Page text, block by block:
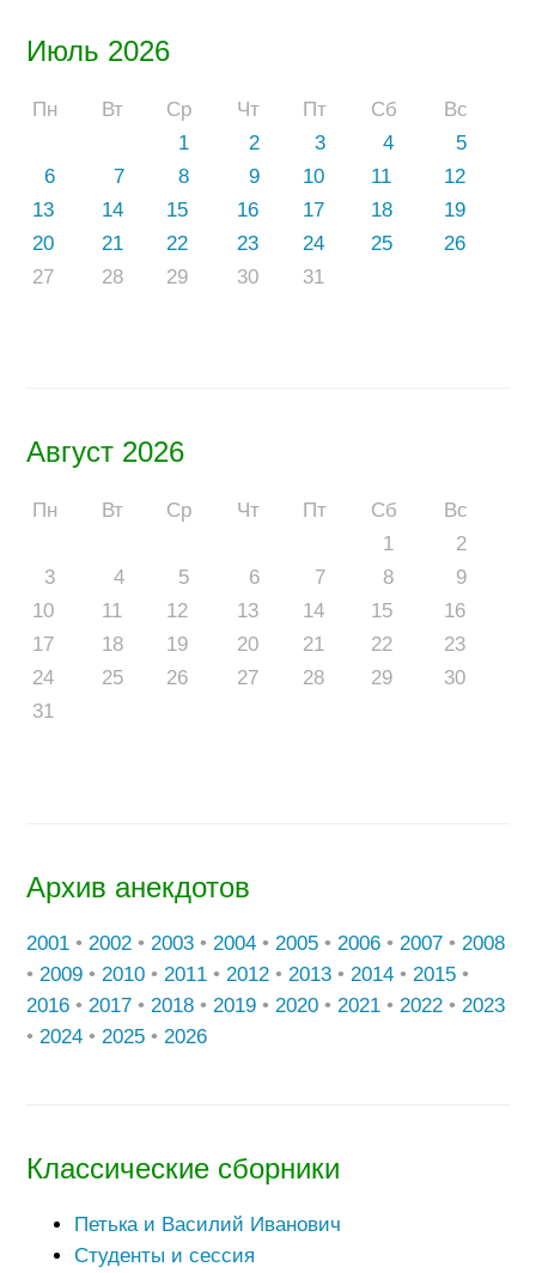
Июль 2026
Пн Вт Ср Чт Пт Сб
Вс
1
2 3 4
5
6
7 8 9 10 11
12
13
14 15 16 17 18
19
20
21 22 23 24 25
26
27
28 29 30 31
Август 2026
Пн Вт Ср Чт Пт Сб
Вс
1
2
3
4 5 6 7 8
9
10
11 12 13 14 15
16
17
18 19 20 21 22
23
24
25 26 27 28 29
30
31
Архив анекдотов
2001 • 2002 • 2003 • 2004 • 2005 • 2006 • 2007 • 2008
• 2009 • 2010 • 2011 • 2012 • 2013 • 2014 • 2015 •
2016 • 2017 • 2018 • 2019 • 2020 • 2021 • 2022 • 2023
• 2024 • 2025 • 2026
Классические сборники
Петька и Василий Иванович
Студенты и сессия